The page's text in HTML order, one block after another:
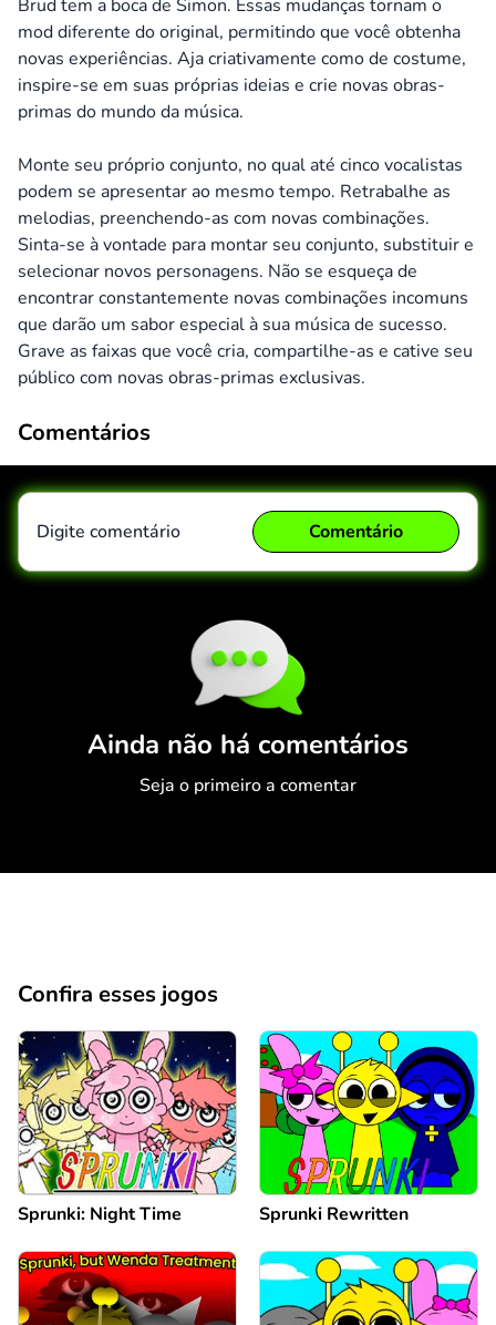
Brud tem a boca de Simon. Essas mudanças tornam o
mod diferente do original, permitindo que você obtenha
novas experiências. Aja criativamente como de costume,
inspire-se em suas próprias ideias e crie novas obras-
primas do mundo da música.
Monte seu próprio conjunto, no qual até cinco vocalistas
podem se apresentar ao mesmo tempo. Retrabalhe as
melodias, preenchendo-as com novas combinações.
Sinta-se à vontade para montar seu conjunto, substituir e
selecionar novos personagens. Não se esqueça de
encontrar constantemente novas combinações incomuns
que darão um sabor especial à sua música de sucesso.
Grave as faixas que você cria, compartilhe-as e cative seu
público com novas obras-primas exclusivas.
Comentários
Ainda não há comentários
Seja o primeiro a comentar
Digite comentário Comentário
Confira esses jogos
Sprunki: Night Time Sprunki Rewritten